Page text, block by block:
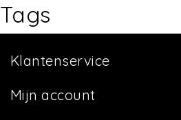
Tags
Klantenservice
Mijn account